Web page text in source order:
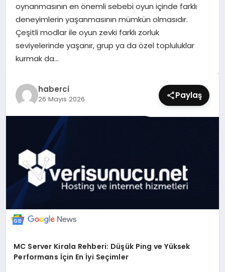
SPOR
TEKNOLOJI
YAŞAM
oynanmasının en önemli sebebi oyun içinde farklı
deneyimlerin yaşanmasının mümkün olmasıdır.
Çeşitli modlar ile oyun zevki farklı zorluk
seviyelerinde yaşanır, grup ya da özel topluluklar
kurmak da…
haberci
26 Mayıs 2026 Paylaş
MC Server Kirala Rehberi: Düşük Ping ve Yüksek
Performans İçin En İyi Seçimler